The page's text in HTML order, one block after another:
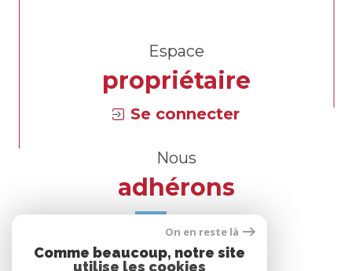
Espace
propriétaire
Se connecter
Nous
adhérons
On en reste là
Comme beaucoup, notre site
utilise les cookies